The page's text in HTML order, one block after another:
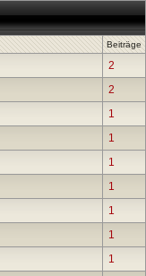
Beiträge
2
2
1
1
1
1
1
1
1